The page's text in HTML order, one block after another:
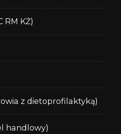
RM KŻ)
z dietoprofilaktyką)
handlowy)